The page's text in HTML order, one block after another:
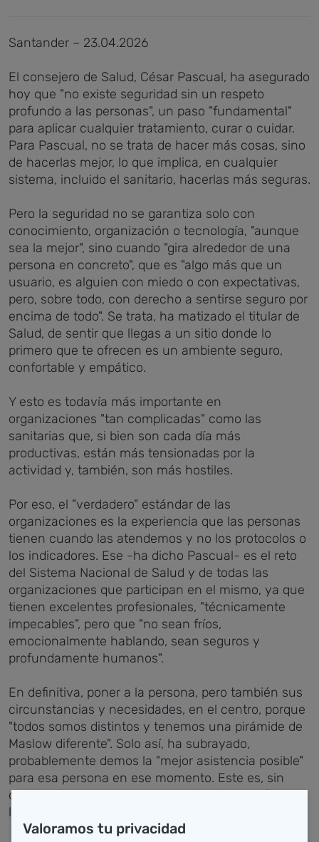
Santander – 23.04.2026
El consejero de Salud, César Pascual, ha asegurado
hoy que "no existe seguridad sin un respeto
profundo a las personas", un paso "fundamental"
para aplicar cualquier tratamiento, curar o cuidar.
Para Pascual, no se trata de hacer más cosas, sino
de hacerlas mejor, lo que implica, en cualquier
sistema, incluido el sanitario, hacerlas más seguras.
Pero la seguridad no se garantiza solo con
conocimiento, organización o tecnología, "aunque
sea la mejor", sino cuando "gira alrededor de una
persona en concreto", que es "algo más que un
usuario, es alguien con miedo o con expectativas,
pero, sobre todo, con derecho a sentirse seguro por
encima de todo". Se trata, ha matizado el titular de
Salud, de sentir que llegas a un sitio donde lo
primero que te ofrecen es un ambiente seguro,
confortable y empático.
Y esto es todavía más importante en
organizaciones "tan complicadas" como las
sanitarias que, si bien son cada día más
productivas, están más tensionadas por la
actividad y, también, son más hostiles.
Por eso, el "verdadero" estándar de las
organizaciones es la experiencia que las personas
tienen cuando las atendemos y no los protocolos o
los indicadores. Ese -ha dicho Pascual- es el reto
del Sistema Nacional de Salud y de todas las
organizaciones que participan en el mismo, ya que
tienen excelentes profesionales, "técnicamente
impecables", pero que "no sean fríos,
emocionalmente hablando, sean seguros y
profundamente humanos".
En definitiva, poner a la persona, pero también sus
circunstancias y necesidades, en el centro, porque
"todos somos distintos y tenemos una pirámide de
Maslow diferente". Solo así, ha subrayado,
probablemente demos la "mejor asistencia posible"
para esa persona en ese momento. Este es, sin
duda, el mayor cambio cultural al que se enfrentan
las organizaciones.
Valoramos tu privacidad